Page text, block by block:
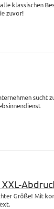
klassischen
zuvor!
sucht
XXL-
Größe! Mit